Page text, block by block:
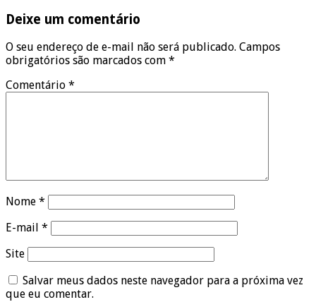
Deixe um comentário
O seu endereço de e-mail não será publicado. Campos
obrigatórios são marcados com *
Comentário *
Nome *
E-mail *
Site
Salvar meus dados neste navegador para a próxima vez
que eu comentar.